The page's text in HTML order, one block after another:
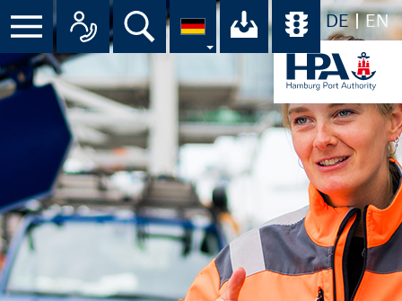
DE EN
Suche Ihr Download-